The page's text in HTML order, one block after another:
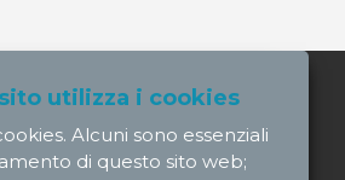
utilizza i cookies
Alcuni sono essenziali
di questo sito web;